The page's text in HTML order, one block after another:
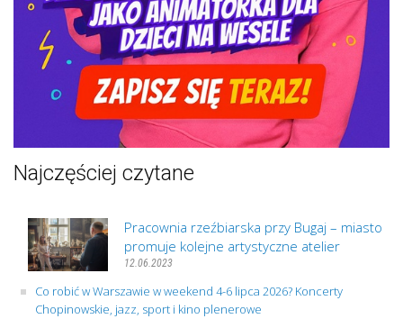
Najczęściej czytane
Pracownia rzeźbiarska przy Bugaj – miasto
promuje kolejne artystyczne atelier
12.06.2023
Co robić w Warszawie w weekend 4-6 lipca 2026? Koncerty
Chopinowskie, jazz, sport i kino plenerowe